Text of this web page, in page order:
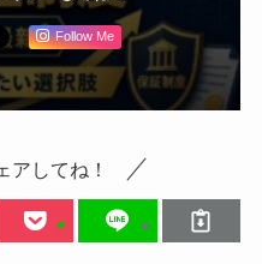
Follow Me
アしてね！